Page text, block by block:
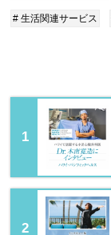
# 生活関連サービス